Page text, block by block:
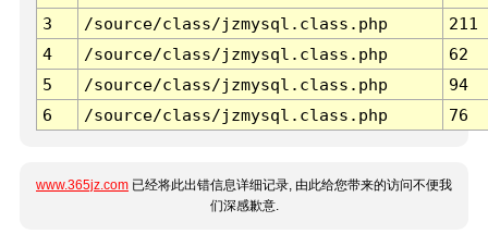
3 /source/class/jzmysql.class.php
211
4
/source/class/jzmysql.class.php
62
5
/source/class/jzmysql.class.php
94
6
/source/class/jzmysql.class.php 76
www.365jz.com 已经将此出错信息详细记录, 由此给您带来的访问不便我
们深感歉意.